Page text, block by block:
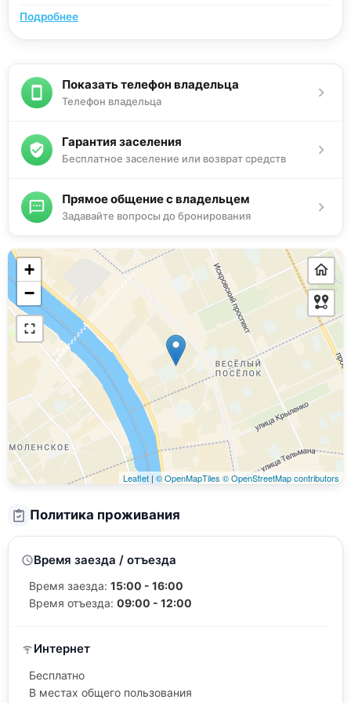
+
−
Leaflet | © OpenMapTiles © OpenStreetMap contributors
Подробнее
Показать телефон владельца
Телефон владельца
Гарантия заселения
Бесплатное заселение или возврат средств
Прямое общение с владельцем
Задавайте вопросы до бронирования
Политика проживания
Время заезда / отъезда
Время заезда: 15:00 - 16:00
Время отъезда: 09:00 - 12:00
Интернет
Бесплатно
В местах общего пользования